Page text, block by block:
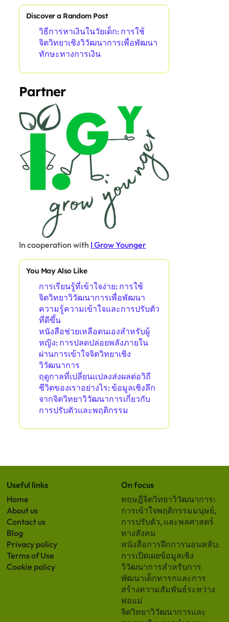
Discover a Random Post
วิธีการหาเงินในวัยเด็ก: การใช้
จิตวิทยาเชิงวิวัฒนาการเพื่อพัฒนา
ทักษะทางการเงิน
Partner
In cooperation with I Grow Younger
You May Also Like
การเรียนรู้ที่เข้าใจง่าย: การใช้
จิตวิทยาวิวัฒนาการเพื่อพัฒนา
ความรู้ความเข้าใจและการปรับตัว
ที่ดีขึ้น
หนังสือช่วยเหลือตนเองสำหรับผู้
หญิง: การปลดปล่อยพลังภายใน
ผ่านการเข้าใจจิตวิทยาเชิง
วิวัฒนาการ
ฤดูกาลที่เปลี่ยนแปลงส่งผลต่อวิถี
ชีวิตของเราอย่างไร: ข้อมูลเชิงลึก
จากจิตวิทยาวิวัฒนาการเกี่ยวกับ
การปรับตัวและพฤติกรรม
Useful links
Home
About us
Contact us
Blog
Privacy policy
Terms of Use
Cookie policy
On focus
ทฤษฎีจิตวิทยาวิวัฒนาการ:
การเข้าใจพฤติกรรมมนุษย์,
การปรับตัว, และพลศาสตร์
ทางสังคม
หนังสือการฝึกการนอนหลับ:
การเปิดเผยข้อมูลเชิง
วิวัฒนาการสำหรับการ
พัฒนาเด็กทารกและการ
สร้างความสัมพันธ์ระหว่าง
พ่อแม่
จิตวิทยาวิวัฒนาการและ